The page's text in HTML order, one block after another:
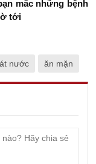
mắc những bệnh
tới
nước ăn mặn